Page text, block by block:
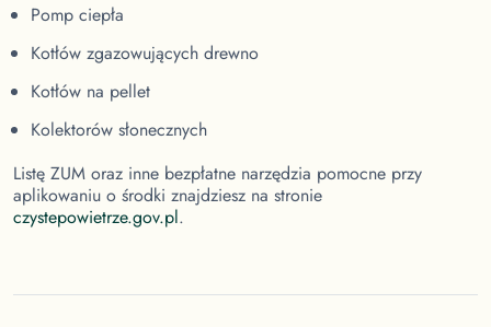
Pomp ciepła
Kotłów zgazowujących drewno
Kotłów na pellet
Kolektorów słonecznych
Listę ZUM oraz inne bezpłatne narzędzia pomocne przy
aplikowaniu o środki znajdziesz na stronie
czystepowietrze.gov.pl.